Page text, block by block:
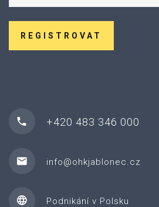
REGISTROVAT
+420 483 346 000
info@ohkjablonec.cz
Podnikání v Polsku